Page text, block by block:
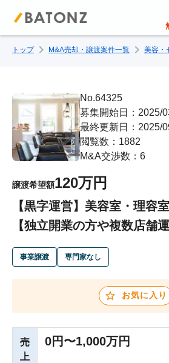
トップページ
M&A案件一覧
売りたい方へ
成約事例
M&A専門家の方へ
トップ M&A売却・譲渡案件一覧 美容・
No.64325
募集開始日：2025/
最終更新日：2025/
閲覧数：1882
M&A交渉数：6
譲渡希望額120万円
【黒字運営】美容室・理容
【独立開業の方や複数店舗
事業譲渡 専門家なし
お気に入り
売
上
0円〜1,000万円